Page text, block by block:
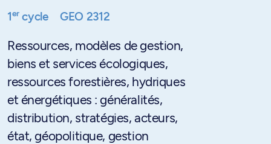
1ercycle GEO 2312
Ressources, modèles de gestion,
biens et services écologiques,
ressources forestières, hydriques
et énergétiques : généralités,
distribution, stratégies, acteurs,
état, géopolitique, gestion